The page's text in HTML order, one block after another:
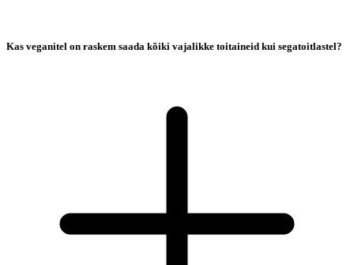
Kas veganitel on raskem saada kõiki vajalikke toitaineid kui segatoitlastel?